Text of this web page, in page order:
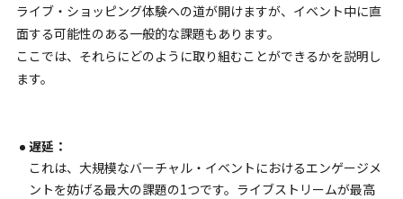
ライブ・ショッピング体験への道が開けますが、イベント中に直
面する可能性のある一般的な課題もあります。
ここでは、それらにどのように取り組むことができるかを説明し
ます。
遅延：
これは、大規模なバーチャル・イベントにおけるエンゲージメ
ントを妨げる最大の課題の1つです。ライブストリームが最高